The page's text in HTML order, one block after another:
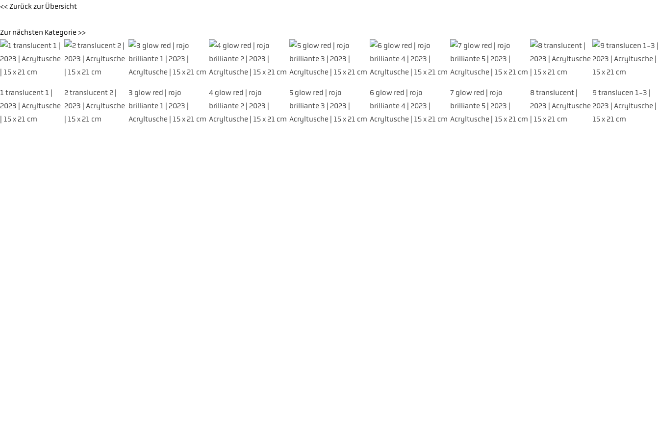
<< Zurück zur Übersicht
Zur nächsten Kategorie >>
1 translucent 1 |
2023 | Acryltusche
| 15 x 21 cm
2 translucent 2 |
2023 | Acryltusche
| 15 x 21 cm
3 glow red | rojo
brilliante 1 | 2023 |
Acryltusche | 15 x 21 cm
4 glow red | rojo
brilliante 2 | 2023 |
Acryltusche | 15 x 21 cm
5 glow red | rojo
brilliante 3 | 2023 |
Acryltusche | 15 x 21 cm
6 glow red | rojo
brilliante 4 | 2023 |
Acryltusche | 15 x 21 cm
7 glow red | rojo
brilliante 5 | 2023 |
Acryltusche | 15 x 21 cm
8 translucent |
2023 | Acryltusche
| 15 x 21 cm
9 translucen 1-3 |
2023 | Acryltusche |
15 x 21 cm